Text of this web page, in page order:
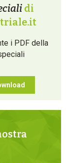
di
i PDF della